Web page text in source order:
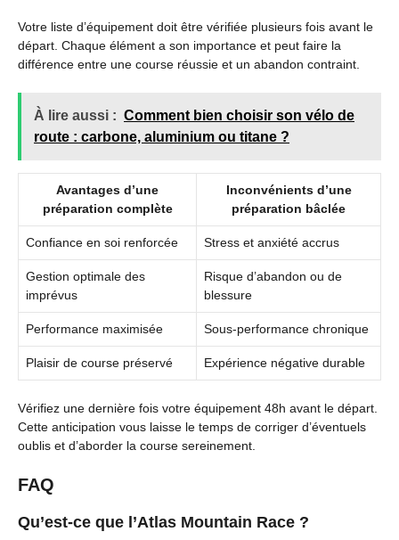
Votre liste d’équipement doit être vérifiée plusieurs fois avant le
départ. Chaque élément a son importance et peut faire la
différence entre une course réussie et un abandon contraint.
À lire aussi : Comment bien choisir son vélo de
route : carbone, aluminium ou titane ?
Avantages d’une
préparation complète
Inconvénients d’une
préparation bâclée
Confiance en soi renforcée Stress et anxiété accrus
Gestion optimale des
imprévus
Risque d’abandon ou de
blessure
Performance maximisée Sous-performance chronique
Plaisir de course préservé Expérience négative durable
Vérifiez une dernière fois votre équipement 48h avant le départ.
Cette anticipation vous laisse le temps de corriger d’éventuels
oublis et d’aborder la course sereinement.
FAQ
Qu’est-ce que l’Atlas Mountain Race ?